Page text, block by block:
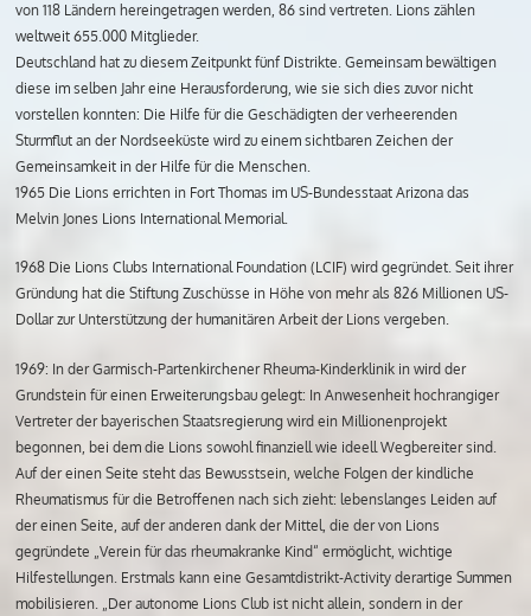
von 118 Ländern hereingetragen werden, 86 sind vertreten. Lions zählen
weltweit 655.000 Mitglieder.
Deutschland hat zu diesem Zeitpunkt fünf Distrikte. Gemeinsam bewältigen
diese im selben Jahr eine Herausforderung, wie sie sich dies zuvor nicht
vorstellen konnten: Die Hilfe für die Geschädigten der verheerenden
Sturmflut an der Nordseeküste wird zu einem sichtbaren Zeichen der
Gemeinsamkeit in der Hilfe für die Menschen.
1965 Die Lions errichten in Fort Thomas im US-Bundesstaat Arizona das
Melvin Jones Lions International Memorial.
1968 Die Lions Clubs International Foundation (LCIF) wird gegründet. Seit ihrer
Gründung hat die Stiftung Zuschüsse in Höhe von mehr als 826 Millionen US-
Dollar zur Unterstützung der humanitären Arbeit der Lions vergeben.
1969: In der Garmisch-Partenkirchener Rheuma-Kinderklinik in wird der
Grundstein für einen Erweiterungsbau gelegt: In Anwesenheit hochrangiger
Vertreter der bayerischen Staatsregierung wird ein Millionenprojekt
begonnen, bei dem die Lions sowohl finanziell wie ideell Wegbereiter sind.
Auf der einen Seite steht das Bewusstsein, welche Folgen der kindliche
Rheumatismus für die Betroffenen nach sich zieht: lebenslanges Leiden auf
der einen Seite, auf der anderen dank der Mittel, die der von Lions
gegründete „Verein für das rheumakranke Kind“ ermöglicht, wichtige
Hilfestellungen. Erstmals kann eine Gesamtdistrikt-Activity derartige Summen
mobilisieren. „Der autonome Lions Club ist nicht allein, sondern in der